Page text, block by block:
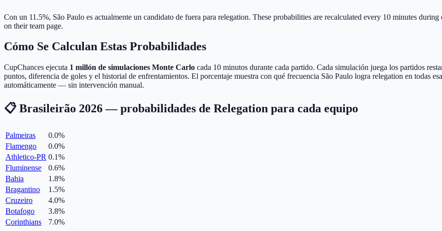
Con un 11.5%, São Paulo es actualmente un candidato de fuera para relegation. These probabilities are recalculated every 10 minutes
on their team page.
Cómo Se Calculan Estas Probabilidades
CupChances ejecuta 1 millón de simulaciones Monte Carlo cada 10 minutos durante cada partido. Cada simulación juega los partidos
puntos, diferencia de goles y el historial de enfrentamientos. El porcentaje muestra con qué frecuencia São Paulo logra relegation en todas
automáticamente — sin intervención manual.
📋 Brasileirão 2026 — probabilidades de Relegation para cada equipo
Palmeiras 0.0%
Flamengo
0.0%
Athletico-PR 0.1%
Fluminense
0.6%
Bahia
1.8%
Bragantino
1.5%
Cruzeiro
4.0%
Botafogo
3.8%
Corinthians
7.0%